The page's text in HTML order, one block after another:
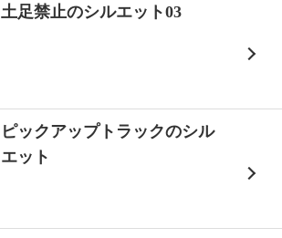
土足禁止のシルエット03
ピックアップトラックのシル
エット